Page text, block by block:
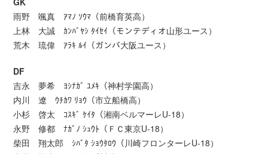
雨野 颯真 ｱﾏﾉ ｿｳﾏ（前橋育英高）
上林 大誠 ｶﾝﾊﾞﾔｼ ﾀｲｾｲ（モンテディオ山形ユース）
荒木 琉偉 ｱﾗｷ ﾙｲ（ガンバ大阪ユース）
DF
吉永 夢希 ﾖｼﾅｶﾞ ﾕﾒｷ（神村学園高）
内川 遼 ｳﾁｶﾜ ﾘｮｳ（市立船橋高）
小杉 啓太 ｺｽｷﾞ ｹｲﾀ（湘南ベルマーレU-18）
永野 修都 ﾅｶﾞﾉ ｼｭｳﾄ（ＦＣ東京U-18）
柴田 翔太郎 ｼﾊﾞﾀ ｼｮｳﾀﾛｳ（川崎フロンターレU-18）